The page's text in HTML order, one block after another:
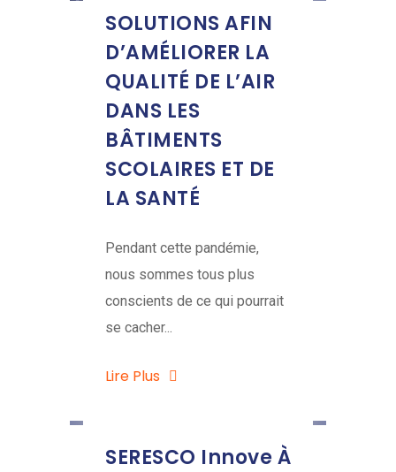
SOLUTIONS AFIN
D’AMÉLIORER LA
QUALITÉ DE L’AIR
DANS LES
BÂTIMENTS
SCOLAIRES ET DE
LA SANTÉ
Pendant cette pandémie,
nous sommes tous plus
conscients de ce qui pourrait
se cacher...
Lire Plus
SERESCO Innove À